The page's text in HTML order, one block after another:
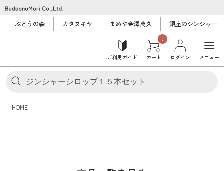
ぶどうの森 カタヌキヤ まめや金澤萬久 銀座のジンジャー
ご利用ガイド
0
カート ログイン メニュー
HOME